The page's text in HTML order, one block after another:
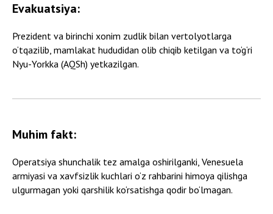
Evakuatsiya:
Prezident va birinchi xonim zudlik bilan vertolyotlarga
o‘tqazilib, mamlakat hududidan olib chiqib ketilgan va to‘g‘ri
Nyu-Yorkka (AQSh) yetkazilgan.
Muhim fakt:
Operatsiya shunchalik tez amalga oshirilganki, Venesuela
armiyasi va xavfsizlik kuchlari o‘z rahbarini himoya qilishga
ulgurmagan yoki qarshilik ko‘rsatishga qodir bo‘lmagan.